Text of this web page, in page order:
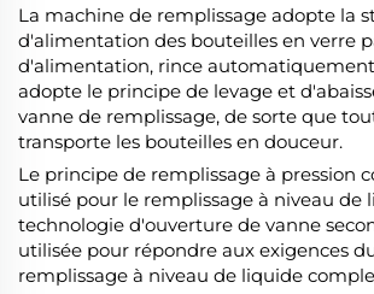
La machine de remplissage adopte la
d'alimentation des bouteilles en verre
d'alimentation, rince
adopte le principe de levage et
vanne de remplissage, de sorte que
transporte les bouteilles en douceur.
Le principe de remplissage à pression
utilisé pour le remplissage à niveau de
technologie d'ouverture de vanne
utilisée pour répondre aux exigences
remplissage à niveau de liquide